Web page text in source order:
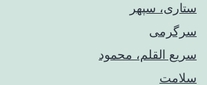
ستاری، سپهر
سرگرمی
سریع القلم، محمود
سلامت